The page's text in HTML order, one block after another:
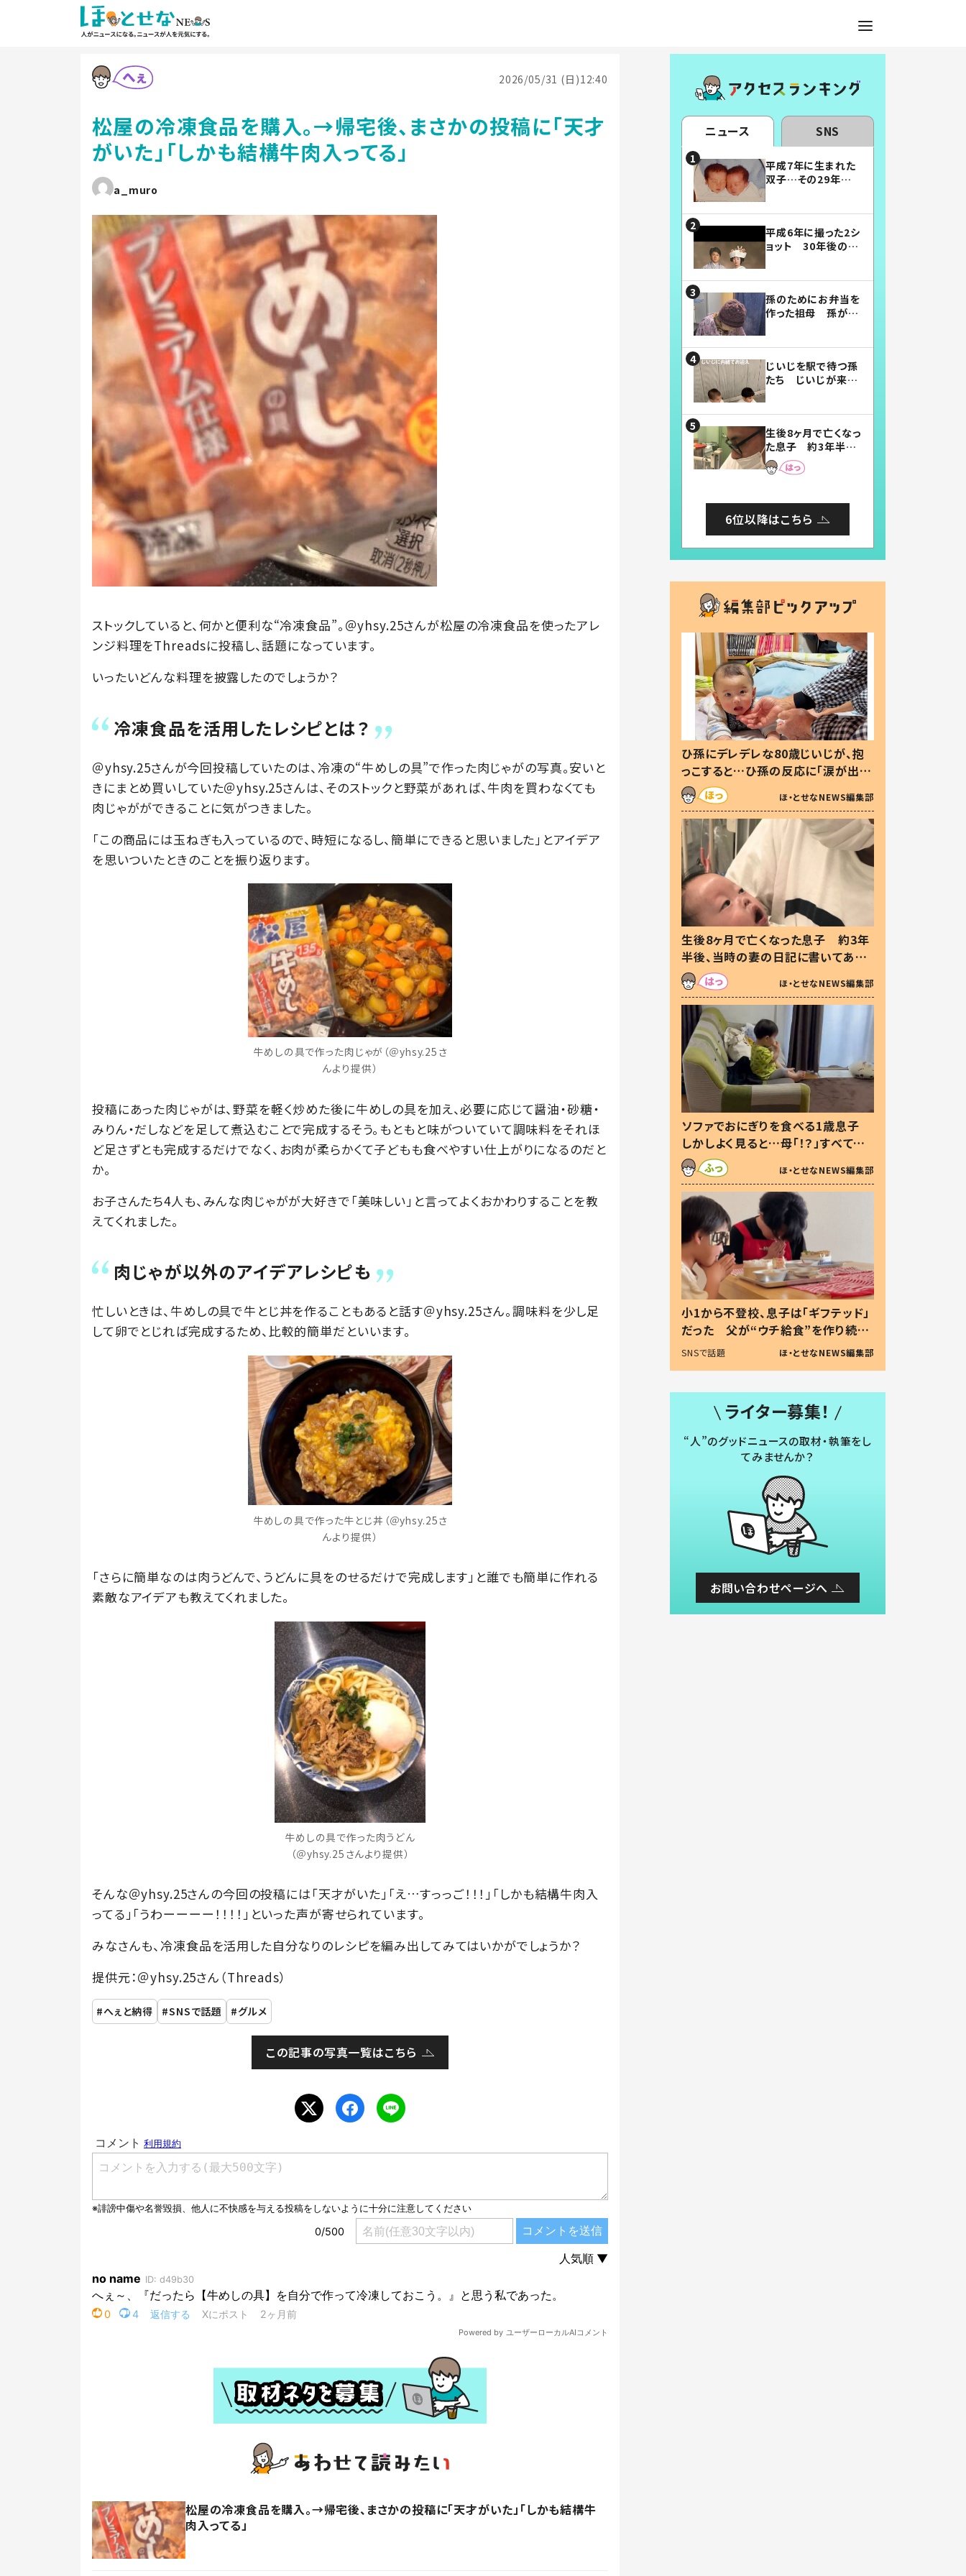
2026/05/31 (日)12:40
松屋の冷凍食品を購入。→帰宅後、まさかの投稿に「天才
がいた」「しかも結構牛肉入ってる」
a_muro
ストックしていると、何かと便利な“冷凍食品”。＠yhsy.25さんが松屋の冷凍食品を使ったアレ
ンジ料理をThreadsに投稿し、話題になっています。
いったいどんな料理を披露したのでしょうか？
冷凍食品を活用したレシピとは？
＠yhsy.25さんが今回投稿していたのは、冷凍の“牛めしの具”で作った肉じゃがの写真。安いと
きにまとめ買いしていた＠yhsy.25さんは、そのストックと野菜があれば、牛肉を買わなくても
肉じゃがができることに気がつきました。
「この商品には玉ねぎも入っているので、時短になるし、簡単にできると思いました」とアイデア
を思いついたときのことを振り返ります。
牛めしの具で作った肉じゃが（＠yhsy.25さ
んより提供）
投稿にあった肉じゃがは、野菜を軽く炒めた後に牛めしの具を加え、必要に応じて醤油・砂糖・
みりん・だしなどを足して煮込むことで完成するそう。もともと味がついていて調味料をそれほ
ど足さずとも完成するだけでなく、お肉が柔らかくて子どもも食べやすい仕上がりになるのだと
か。
お子さんたち4人も、みんな肉じゃがが大好きで「美味しい」と言ってよくおかわりすることを教
えてくれました。
肉じゃが以外のアイデアレシピも
忙しいときは、牛めしの具で牛とじ丼を作ることもあると話す＠yhsy.25さん。調味料を少し足
して卵でとじれば完成するため、比較的簡単だといいます。
牛めしの具で作った牛とじ丼（＠yhsy.25さ
んより提供）
「さらに簡単なのは肉うどんで、うどんに具をのせるだけで完成します」と誰でも簡単に作れる
素敵なアイデアも教えてくれました。
牛めしの具で作った肉うどん
（＠yhsy.25さんより提供）
そんな＠yhsy.25さんの今回の投稿には「天才がいた」「え…すっっご！！！」「しかも結構牛肉入
ってる」「うわーーーー！！！！」といった声が寄せられています。
みなさんも、冷凍食品を活用した自分なりのレシピを編み出してみてはいかがでしょうか？
提供元：＠yhsy.25さん（Threads）
へぇと納得 SNSで話題 グルメ
この記事の写真一覧はこちら
松屋の冷凍食品を購入。→帰宅後、まさかの投稿に「天才がいた」「しかも結構牛
肉入ってる」
ニュース SNS
平成7年に生まれた
双子…その29年後
平成6年に撮った2シ
ョット 30年後の姿
孫のためにお弁当を
作った祖母 孫が絶
じいじを駅で待つ孫
たち じいじが来た
まらない」「幸せにな
れる」
生後8ヶ月で亡くなっ
た息子 約3年半
後、当時の妻の日記
に書いてあった本音
6位以降はこちら
ひ孫にデレデレな80歳じいじが、抱
っこすると…ひ孫の反応に「涙が出ま
した」「可愛くて仕方ない」
ほ・とせなNEWS編集部
生後8ヶ月で亡くなった息子 約3年
半後、当時の妻の日記に書いてあっ
た本音とは
ほ・とせなNEWS編集部
ソファでおにぎりを食べる1歳息子
しかしよく見ると…母「！？」すべてを
察した母の投稿に「可愛いから許
す！」「現行犯〜」
ほ・とせなNEWS編集部
小1から不登校、息子は「ギフテッド」
だった 父が“ウチ給食”を作り続け
る理由とは #令和の親 #令和の子
SNSで話題 ほ・とせなNEWS編集部
ライター募集！
“人”のグッドニュースの取材・執筆をし
てみませんか？
お問い合わせページへ